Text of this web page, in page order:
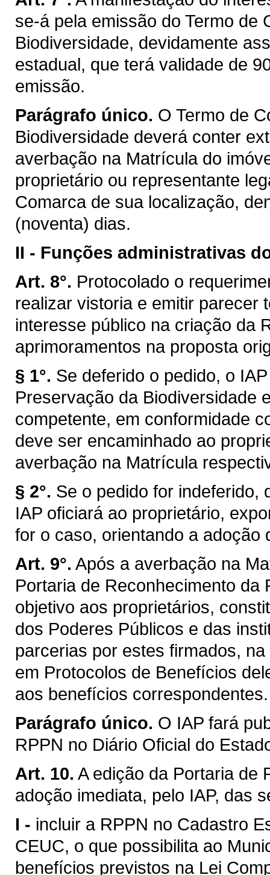
se-á pela emissão do Termo de
Biodiversidade, devidamente
estadual, que terá validade de
emissão.
Parágrafo único. O Termo de
Biodiversidade deverá conter
averbação na Matrícula do
proprietário ou representante
Comarca de sua localização,
(noventa) dias.
II - Funções administrativas
Art. 8°. Protocolado o
realizar vistoria e emitir parecer
interesse público na criação da
aprimoramentos na proposta
§ 1°. Se deferido o pedido, o
Preservação da Biodiversidade
competente, em conformidade
deve ser encaminhado ao
averbação na Matrícula
§ 2°. Se o pedido for indeferido,
IAP oficiará ao proprietário,
for o caso, orientando a adoção
Art. 9°. Após a averbação na
Portaria de Reconhecimento da
objetivo aos proprietários,
dos Poderes Públicos e das
parcerias por estes firmados,
em Protocolos de Benefícios
aos benefícios correspondentes.
Parágrafo único. O IAP fará
RPPN no Diário Oficial do
Art. 10. A edição da Portaria de
adoção imediata, pelo IAP, das
I - incluir a RPPN no Cadastro
CEUC, o que possibilita ao
benefícios previstos na Lei